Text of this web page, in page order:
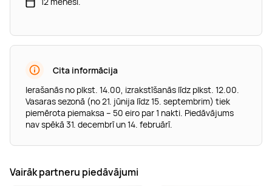
Cita informācija
Ierašanās no plkst. 14.00, izrakstīšanās līdz plkst. 12.00.
Vasaras sezonā (no 21. jūnija līdz 15. septembrim) tiek
piemērota piemaksa – 50 eiro par 1 nakti. Piedāvājums
nav spēkā 31. decembrī un 14. februārī.
Vairāk partneru piedāvājumi